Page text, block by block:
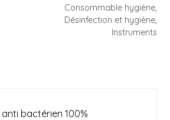
Consommable hygiène,
Désinfection et hygiène,
Instruments
bactérien 100%